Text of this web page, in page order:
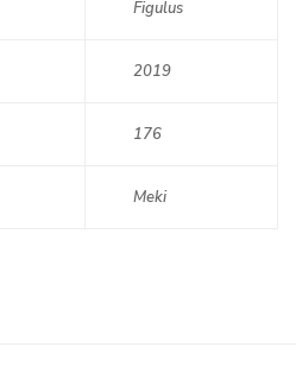
Figulus
2019
176
Meki